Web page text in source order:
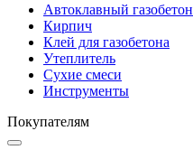
Автоклавный газобетон
Кирпич
Клей для газобетона
Утеплитель
Сухие смеси
Инструменты
Покупателям